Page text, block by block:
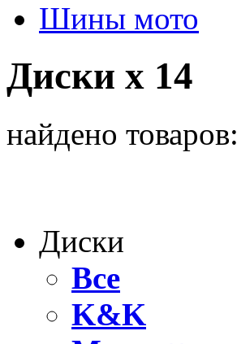
Шины мото
Диски x 14
найдено товаров:
Диски
Все
K&K